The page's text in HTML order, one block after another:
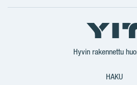
Facebook
X
YIT
Suomi
YIT
Hyvin rakennettu
HAKU